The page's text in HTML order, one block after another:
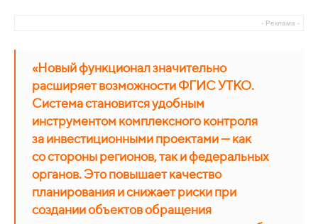
- Реклама -
«Новый функционал значительно
расширяет возможности ФГИС УТКО.
Система становится удобным
инструментом комплексного контроля
за инвестиционными проектами — как
со стороны регионов, так и федеральных
органов. Это повышает качество
планирования и снижает риски при
создании объектов обращения